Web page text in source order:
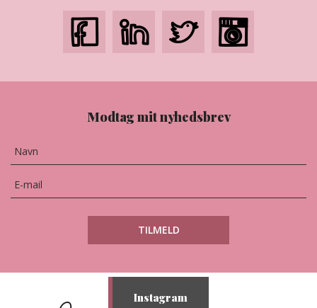
Modtag mit nyhedsbrev
Instagram